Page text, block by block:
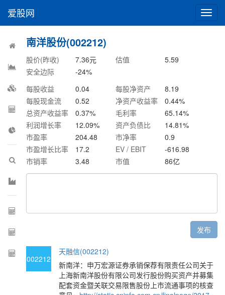
切
换
爱股网
南洋股份(002212)
股价(昨收) 7.36元 估值
5.59
安全边际
-24%
每股收益
0.04 每股净资产
8.19
每股现金流
0.52 净资产收益率 0.44%
总资产收益率
0.37% 毛利率 65.14%
利润增长率
12.09% 资产负债比 14.81%
市盈率
204.48 市净率
0.9
市盈增长比率
17.2 EV / EBIT
-616.98
市销率
3.48 市值 86亿
发布
002212
天融信(002212)
新南洋：申万宏源证券承销保荐有限责任公司关于
上海新南洋股份有限公司发行股份购买资产并募集
配套资金暨关联交易限售股份上市流通事项的核查